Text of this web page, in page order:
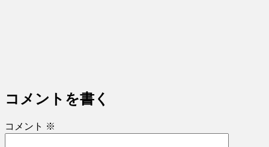
コメントを書く
コメント ※